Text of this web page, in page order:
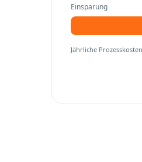
Einsparung
Jährliche